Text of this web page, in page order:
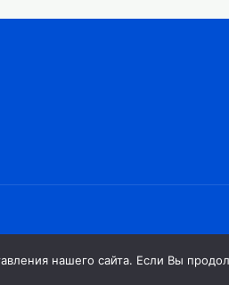
нашего сайта. Если Вы